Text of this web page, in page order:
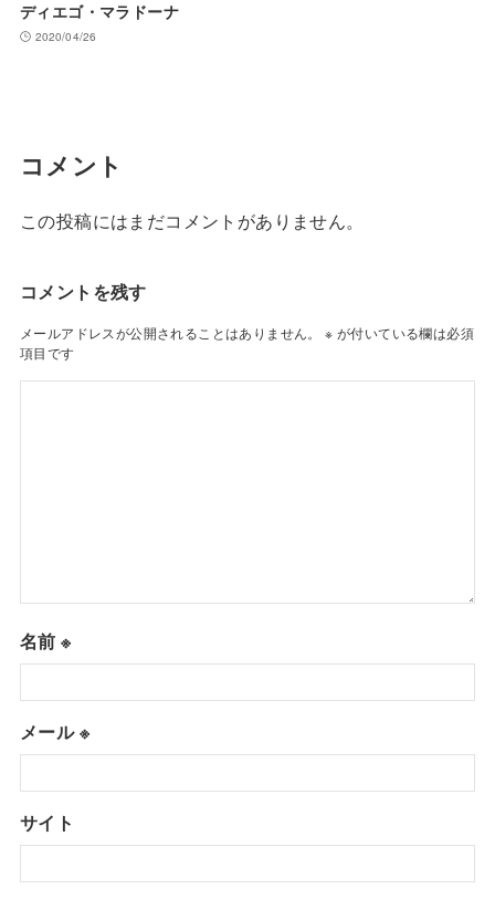
ディエゴ・マラドーナ
2020/04/26
コメント
この投稿にはまだコメントがありません。
コメントを残す
メールアドレスが公開されることはありません。 ※ が付いている欄は必須
項目です
名前※
メール※
サイト